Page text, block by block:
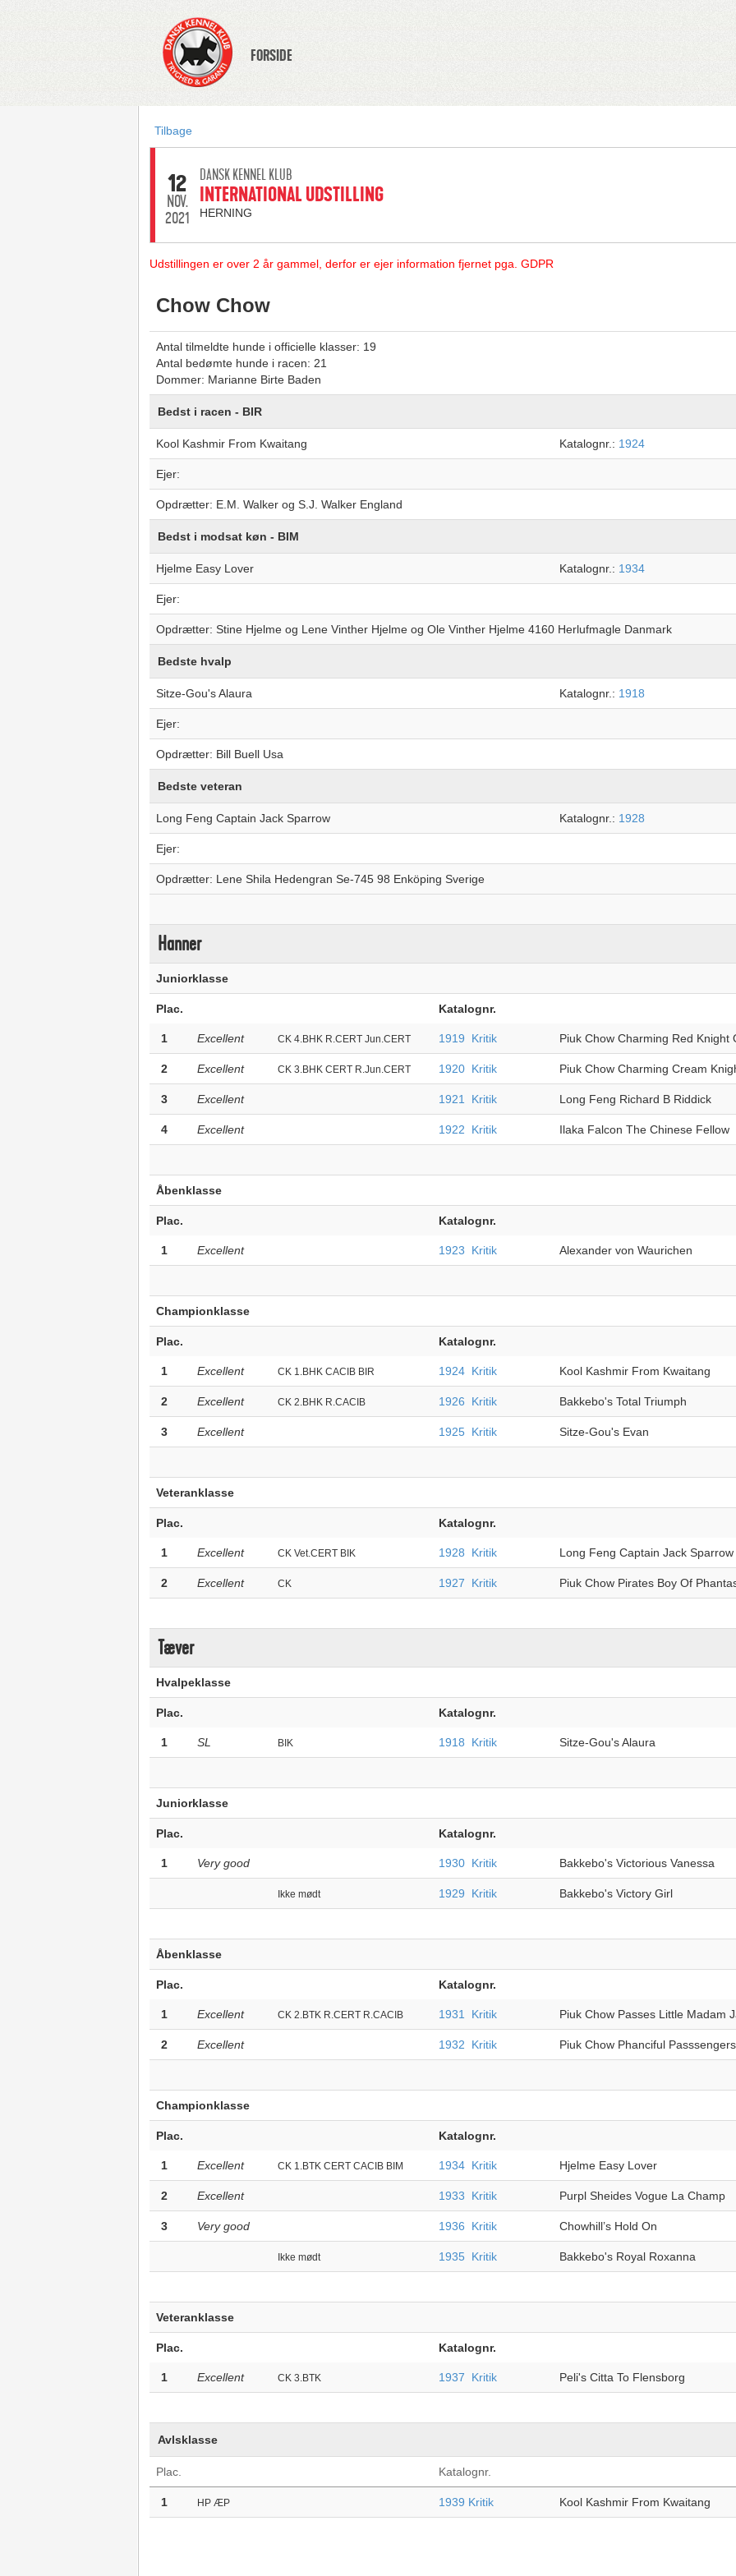
FORSIDE
Tilbage
12
NOV.
2021
DANSK KENNEL KLUB
INTERNATIONAL UDSTILLING
HERNING
Udstillingen er over 2 år gammel, derfor er ejer information fjernet pga. GDPR
Chow Chow
Antal tilmeldte hunde i officielle klasser: 19
Antal bedømte hunde i racen: 21
Dommer: Marianne Birte Baden
Bedst i racen - BIR
Kool Kashmir From Kwaitang Katalognr.: 1924
Ejer:
Opdrætter: E.M. Walker og S.J. Walker England
Bedst i modsat køn - BIM
Hjelme Easy Lover Katalognr.: 1934
Ejer:
Opdrætter: Stine Hjelme og Lene Vinther Hjelme og Ole Vinther Hjelme 4160 Herlufmagle Danmark
Bedste hvalp
Sitze-Gou's Alaura Katalognr.: 1918
Ejer:
Opdrætter: Bill Buell Usa
Bedste veteran
Long Feng Captain Jack Sparrow Katalognr.: 1928
Ejer:
Opdrætter: Lene Shila Hedengran Se-745 98 Enköping Sverige
Hanner
Juniorklasse
Plac. Katalognr.
1 Excellent CK 4.BHK R.CERT Jun.CERT 1919 Kritik Piuk Chow Charming Red Knight
2 Excellent CK 3.BHK CERT R.Jun.CERT 1920 Kritik Piuk Chow Charming Cream
3 Excellent 1921 Kritik Long Feng Richard B Riddick
4 Excellent 1922 Kritik Ilaka Falcon The Chinese Fellow
Åbenklasse
Plac. Katalognr.
1 Excellent 1923 Kritik Alexander von Waurichen
Championklasse
Plac. Katalognr.
1 Excellent CK 1.BHK CACIB BIR 1924 Kritik Kool Kashmir From Kwaitang
2 Excellent CK 2.BHK R.CACIB 1926 Kritik Bakkebo's Total Triumph
3 Excellent 1925 Kritik Sitze-Gou's Evan
Veteranklasse
Plac. Katalognr.
1 Excellent CK Vet.CERT BIK 1928 Kritik Long Feng Captain Jack Sparrow
2 Excellent CK 1927 Kritik Piuk Chow Pirates Boy Of
Tæver
Hvalpeklasse
Plac. Katalognr.
1 SL BIK 1918 Kritik Sitze-Gou's Alaura
Juniorklasse
Plac. Katalognr.
1 Very good 1930 Kritik Bakkebo's Victorious Vanessa
Ikke mødt 1929 Kritik Bakkebo's Victory Girl
Åbenklasse
Plac. Katalognr.
1 Excellent CK 2.BTK R.CERT R.CACIB 1931 Kritik Piuk Chow Passes Little Madam
2 Excellent 1932 Kritik Piuk Chow Phanciful Passsengers
Championklasse
Plac. Katalognr.
1 Excellent CK 1.BTK CERT CACIB BIM 1934 Kritik Hjelme Easy Lover
2 Excellent 1933 Kritik Purpl Sheides Vogue La Champ
3 Very good 1936 Kritik Chowhill’s Hold On
Ikke mødt 1935 Kritik Bakkebo's Royal Roxanna
Veteranklasse
Plac. Katalognr.
1 Excellent CK 3.BTK 1937 Kritik Peli's Citta To Flensborg
Avlsklasse
Plac. Katalognr.
1 HP ÆP 1939 Kritik Kool Kashmir From Kwaitang